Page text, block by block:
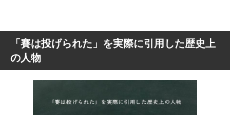
「賽は投げられた」を実際に引用した歴史上
の人物